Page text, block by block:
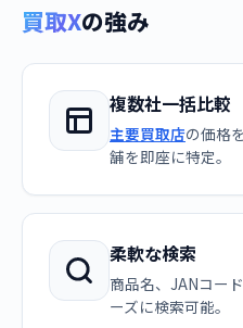
買取Xの強み
複数社一括比較
主要買取店の価格
舗を即座に特定。
柔軟な検索
商品名、JANコー
ーズに検索可能。